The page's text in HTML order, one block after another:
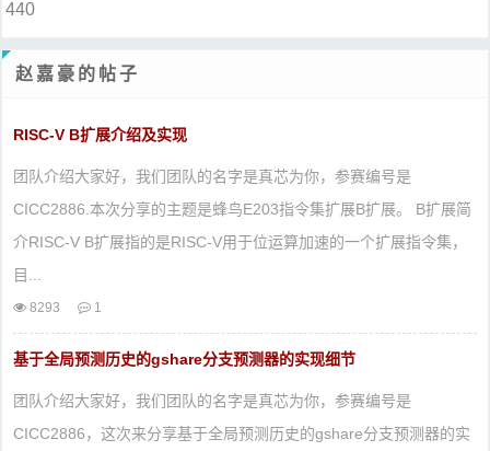
440
赵嘉豪的帖子
RISC-V B扩展介绍及实现
团队介绍大家好，我们团队的名字是真芯为你，参赛编号是
CICC2886.本次分享的主题是蜂鸟E203指令集扩展B扩展。 B扩展简
介RISC-V B扩展指的是RISC-V用于位运算加速的一个扩展指令集，
目...
8293 1
基于全局预测历史的gshare分支预测器的实现细节
团队介绍大家好，我们团队的名字是真芯为你，参赛编号是
CICC2886，这次来分享基于全局预测历史的gshare分支预测器的实